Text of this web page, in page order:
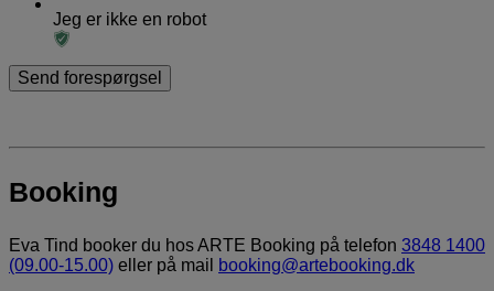
Jeg er ikke en robot
Booking
Eva Tind booker du hos ARTE Booking på telefon 3848 1400
(09.00-15.00) eller på mail
booking@artebooking.dk